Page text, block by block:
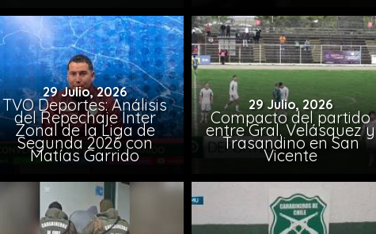
29 Julio, 2026
TVO Deportes: Análisis
del Repechaje Inter
Zonal de la Liga de
Segunda 2026 con
Matías Garrido
29 Julio, 2026
Compacto del partido
entre Gral. Velásquez y
Trasandino en San
Vicente